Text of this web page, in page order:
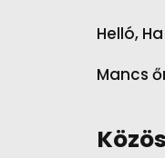
Helló,
Mancs